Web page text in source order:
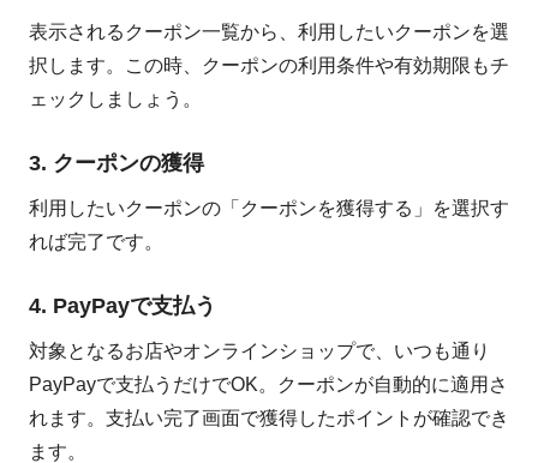
表示されるクーポン一覧から、利用したいクーポンを選
択します。この時、クーポンの利用条件や有効期限もチ
ェックしましょう。
3. クーポンの獲得
利用したいクーポンの「クーポンを獲得する」を選択す
れば完了です。
4. PayPayで支払う
対象となるお店やオンラインショップで、いつも通り
PayPayで支払うだけでOK。クーポンが自動的に適用さ
れます。支払い完了画面で獲得したポイントが確認でき
ます。